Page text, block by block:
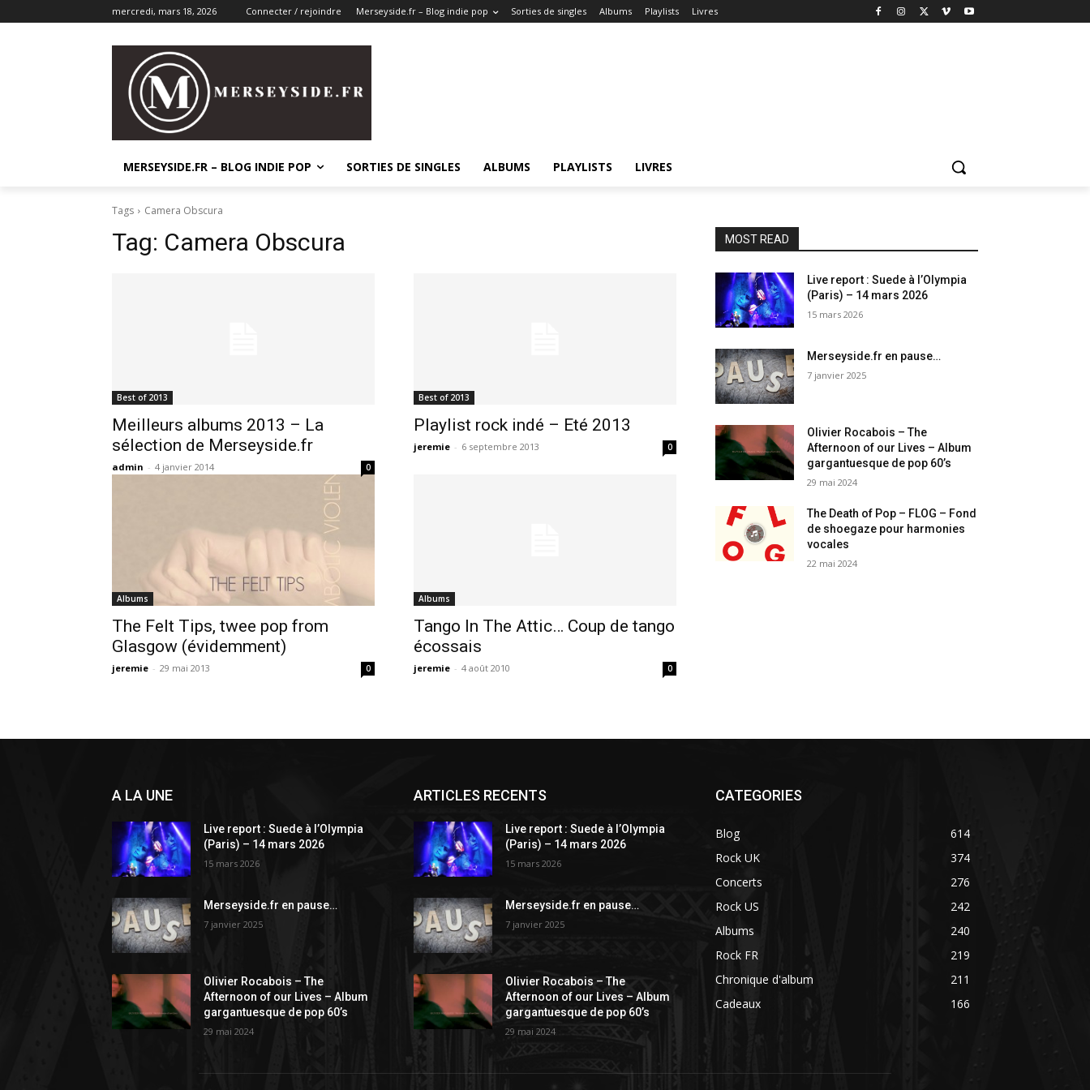
mercredi, mars 18, 2026 Connecter / rejoindre Merseyside.fr – Blog indie pop Sorties de singles Albums Playlists Livres
MERSEYSIDE.FR – BLOG INDIE POP SORTIES DE SINGLES ALBUMS PLAYLISTS LIVRES
Tags Camera Obscura
Tag: Camera Obscura
Best of 2013
Meilleurs albums 2013 – La
sélection de Merseyside.fr
admin - 4 janvier 2014 0
Best of 2013
Playlist rock indé – Eté 2013
jeremie - 6 septembre 2013 0
Albums
The Felt Tips, twee pop from
Glasgow (évidemment)
jeremie - 29 mai 2013 0
Albums
Tango In The Attic… Coup de tango
écossais
jeremie - 4 août 2010 0
MOST READ
Live report : Suede à l’Olympia
(Paris) – 14 mars 2026
15 mars 2026
Merseyside.fr en pause…
7 janvier 2025
Olivier Rocabois – The
Afternoon of our Lives – Album
gargantuesque de pop 60’s
29 mai 2024
The Death of Pop – FLOG – Fond
de shoegaze pour harmonies
vocales
22 mai 2024
A LA UNE
Live report : Suede à l’Olympia
(Paris) – 14 mars 2026
15 mars 2026
Merseyside.fr en pause…
7 janvier 2025
Olivier Rocabois – The
Afternoon of our Lives – Album
gargantuesque de pop 60’s
29 mai 2024
ARTICLES RECENTS
Live report : Suede à l’Olympia
(Paris) – 14 mars 2026
15 mars 2026
Merseyside.fr en pause…
7 janvier 2025
Olivier Rocabois – The
Afternoon of our Lives – Album
gargantuesque de pop 60’s
29 mai 2024
CATEGORIES
Blog
614
Rock UK
374
Concerts
276
Rock US
242
Albums
240
Rock FR
219
Chronique d'album
211
Cadeaux
166